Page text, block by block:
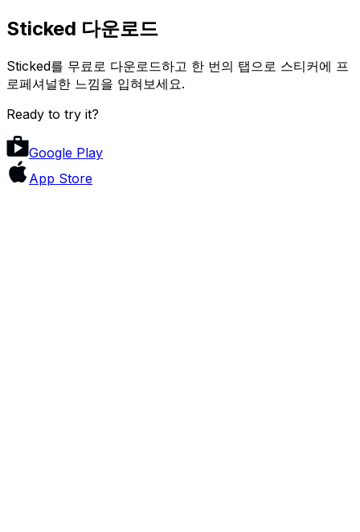
Sticked 다운로드
Sticked를 무료로 다운로드하고 한 번의 탭으로 스티커에 프
로페셔널한 느낌을 입혀보세요.
Ready to try it?
Google Play
App Store